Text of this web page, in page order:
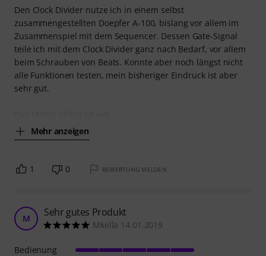
Den Clock Divider nutze ich in einem selbst
zusammengestellten Doepfer A-100, bislang vor allem im
Zusammenspiel mit dem Sequencer. Dessen Gate-Signal
teile ich mit dem Clock Divider ganz nach Bedarf, vor allem
beim Schrauben von Beats. Konnte aber noch längst nicht
alle Funktionen testen, mein bisheriger Eindruck ist aber
sehr gut.
Mehr anzeigen
1 0 BEWERTUNG MELDEN
M Sehr gutes Produkt
Mkella 14.01.2019
Bedienung